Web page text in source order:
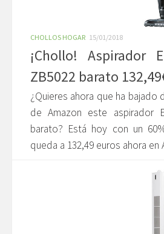
CHOLLOS HOGAR 15/01/2018
¡Chollo! Aspirador
ZB5022 barato
¿Quieres ahora que ha
de Amazon este aspirador
barato? Está hoy con un
queda a 132,49 euros ahora en